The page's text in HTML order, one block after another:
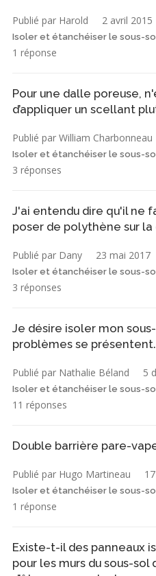
Publié par Harold 2 avril 2015
Isoler et étanchéiser le sous-
1 réponse
Pour une dalle poreuse,
d’appliquer un scellant
Publié par William Charbonneau
Isoler et étanchéiser le sous-
3 réponses
J'ai entendu dire qu'il ne
poser de polythène sur
Publié par Dany 23 mai 2017
Isoler et étanchéiser le sous-
3 réponses
Je désire isoler mon
problèmes se
Publié par Nathalie Béland 5
Isoler et étanchéiser le sous-
11 réponses
Double barrière pare-
Publié par Hugo Martineau
Isoler et étanchéiser le sous-
1 réponse
Existe-t-il des panneaux
pour les murs du sous-sol